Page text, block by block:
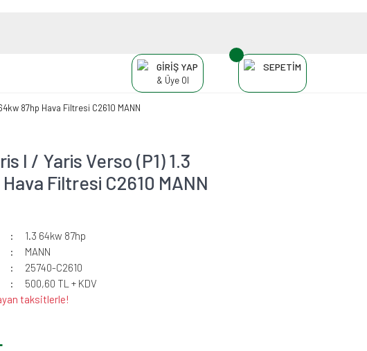
GİRİŞ YAP
& Üye Ol
SEPETİM
87hp Hava Filtresi C2610 MANN
I / Yaris Verso (P1) 1.3
Filtresi C2610 MANN
1.3 64kw 87hp
MANN
25740-C2610
500,60 TL + KDV
taksitlerle!